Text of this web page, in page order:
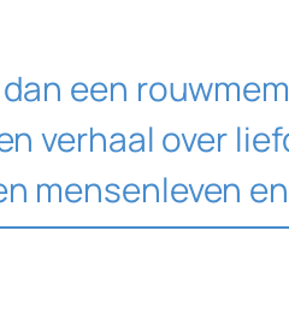
een
verhaal over
mensenleven